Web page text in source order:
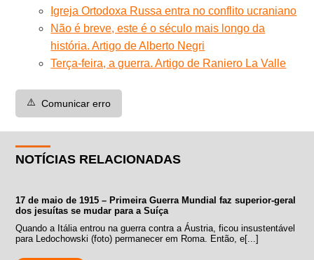
Igreja Ortodoxa Russa entra no conflito ucraniano
Não é breve, este é o século mais longo da
história. Artigo de Alberto Negri
Terça-feira, a guerra. Artigo de Raniero La Valle
⚠️ Comunicar erro
NOTÍCIAS RELACIONADAS
17 de maio de 1915 – Primeira Guerra Mundial faz superior-geral
dos jesuítas se mudar para a Suíça
Quando a Itália entrou na guerra contra a Áustria, ficou insustentável
para Ledochowski (foto) permanecer em Roma. Então, e[...]